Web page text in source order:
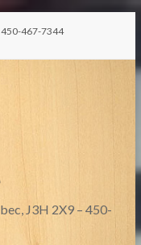
467-7344
J3H 2X9 – 450-